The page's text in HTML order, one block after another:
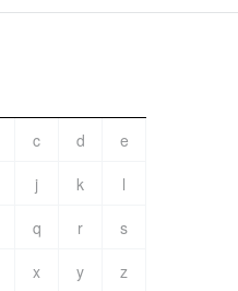
c d
e
j k
l
q r
s
x y
z